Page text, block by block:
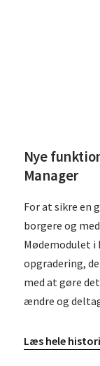
Nye
Manager
For at sikre en
borgere og
Mødemodulet i
opgradering,
med at gøre
ændre og
Læs hele